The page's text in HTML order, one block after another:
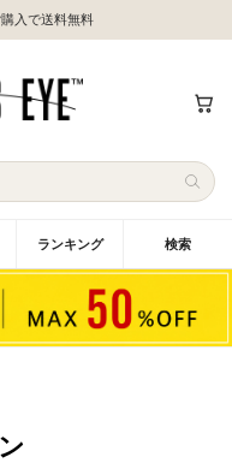
入で送料無料
ランキング 検索